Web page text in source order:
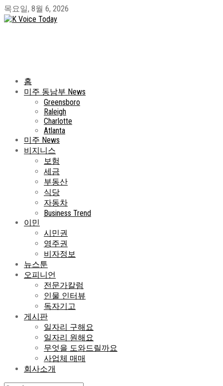
목요일, 8월 6, 2026
홈
미주 동남부 News
Greensboro
Raleigh
Charlotte
Atlanta
미주 News
비지니스
보험
세금
부동산
식당
자동차
Business Trend
이민
시민권
영주권
비자정보
뉴스툰
오피니언
전문가칼럼
인물 인터뷰
독자기고
게시판
일자리 구해요
일자리 원해요
무엇을 도와드릴까요
사업체 매매
회사소개